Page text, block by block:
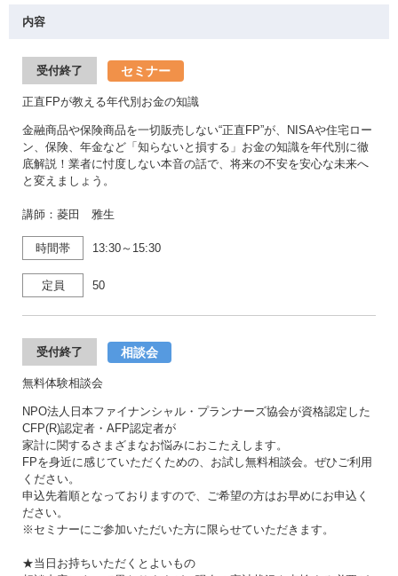
内容
受付終了 セミナー
正直FPが教える年代別お金の知識
金融商品や保険商品を一切販売しない“正直FP”が、NISAや住宅ロー
ン、保険、年金など「知らないと損する」お金の知識を年代別に徹
底解説！業者に忖度しない本音の話で、将来の不安を安心な未来へ
と変えましょう。
講師：菱田 雅生
時間帯 13:30～15:30
定員 50
受付終了 相談会
無料体験相談会
NPO法人日本ファイナンシャル・プランナーズ協会が資格認定した
CFP(R)認定者・AFP認定者が
家計に関するさまざまなお悩みにおこたえします。
FPを身近に感じていただくための、お試し無料相談会。ぜひご利用
ください。
申込先着順となっておりますので、ご希望の方はお早めにお申込く
ださい。
※セミナーにご参加いただいた方に限らせていただきます。
★当日お持ちいただくとよいもの